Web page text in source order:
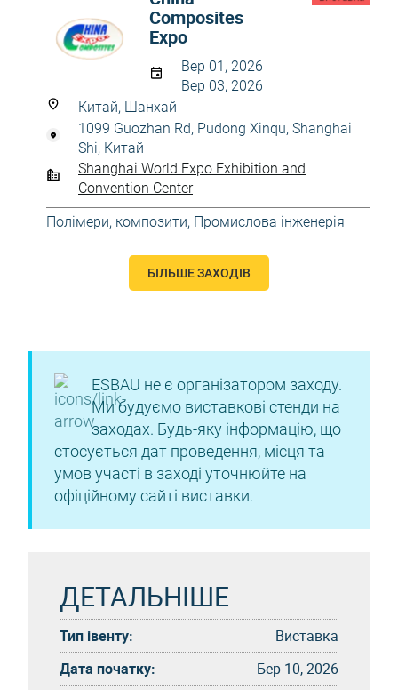
Composites
Expo
Вер 01, 2026
Вер 03, 2026
Китай, Шанхай
1099 Guozhan Rd, Pudong Xinqu, Shanghai
Shi, Китай
Shanghai World Expo Exhibition and
Convention Center
Полімери, композити, Промислова інженерія
БІЛЬШЕ ЗАХОДІВ
ESBAU не є організатором заходу.
Ми будуємо виставкові стенди на
заходах. Будь-яку інформацію, що
стосується дат проведення, місця та
умов участі в заході уточнюйте на
офіційному сайті виставки.
ДЕТАЛЬНІШЕ
Тип івенту:
Виставка
Дата початку:
Бер 10, 2026